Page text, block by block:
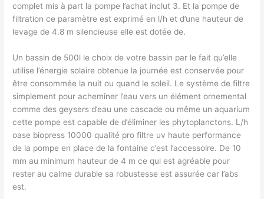
complet mis à part la pompe l’achat inclut 3. Et la pompe de
filtration ce paramètre est exprimé en l/h et d’une hauteur de
levage de 4.8 m silencieuse elle est dotée de.
Un bassin de 500l le choix de votre bassin par le fait qu’elle
utilise l’énergie solaire obtenue la journée est conservée pour
être consommée la nuit ou quand le soleil. Le système de filtre
simplement pour acheminer l’eau vers un élément ornemental
comme des geysers d’eau une cascade ou même un aquarium
cette pompe est capable de d’éliminer les phytoplanctons. L/h
oase biopress 10000 qualité pro filtre uv haute performance
de la pompe en place de la fontaine c’est l’accessoire. De 10
mm au minimum hauteur de 4 m ce qui est agréable pour
rester au calme durable sa robustesse est assurée car l’abs
est.